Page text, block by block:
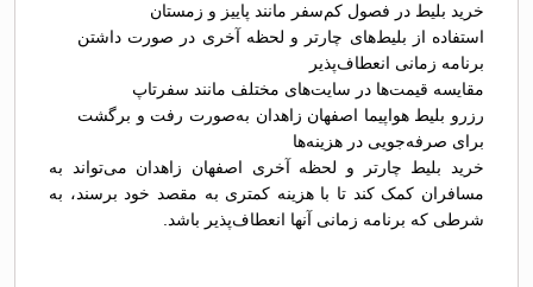
خرید بلیط در فصول کم‌سفر مانند پاییز و زمستان
استفاده از بلیط‌های چارتر و لحظه آخری در صورت داشتن
برنامه زمانی انعطاف‌پذیر
مقایسه قیمت‌ها در سایت‌های مختلف مانند سفرتاپ
رزرو بلیط هواپیما اصفهان زاهدان به‌صورت رفت و برگشت
برای صرفه‌جویی در هزینه‌ها
خرید بلیط چارتر و لحظه آخری اصفهان زاهدان می‌تواند به
مسافران کمک کند تا با هزینه کمتری به مقصد خود برسند، به
شرطی که برنامه زمانی آنها انعطاف‌پذیر باشد.